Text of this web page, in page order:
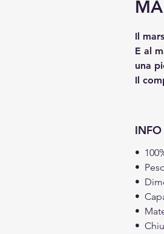
Il
E al
una
Il
INFO
•
•
•
•
•
•